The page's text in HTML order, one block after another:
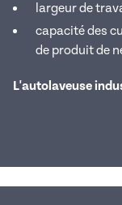
largeur de
capacité des
de produit de
L'autolaveuse